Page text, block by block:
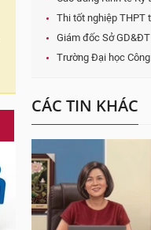
ít nhất 12 tháng